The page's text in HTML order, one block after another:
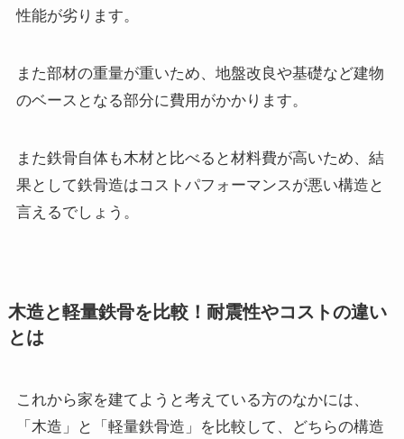
性能が劣ります。
また部材の重量が重いため、地盤改良や基礎など建物
のベースとなる部分に費用がかかります。
また鉄骨自体も木材と比べると材料費が高いため、結
果として鉄骨造はコストパフォーマンスが悪い構造と
言えるでしょう。
木造と軽量鉄骨を比較！耐震性やコストの違い
とは
これから家を建てようと考えている方のなかには、
「木造」と「軽量鉄骨造」を比較して、どちらの構造